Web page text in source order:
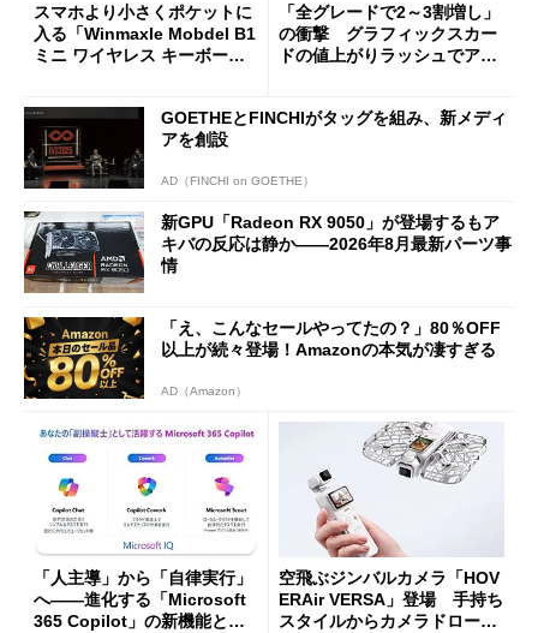
スマホより小さくポケットに
入る「Winmaxle Mobdel B1
ミニ ワイヤレス キーボー
「全グレードで2～3割増し」
の衝撃 グラフィックスカー
ドの値上がりラッシュでアキ
GOETHEとFINCHIがタッグを組み、新メディ
アを創設
AD（FINCHI on GOETHE）
新GPU「Radeon RX 9050」が登場するもア
キバの反応は静か――2026年8月最新パーツ事
情
「え、こんなセールやってたの？」80％OFF
以上が続々登場！Amazonの本気が凄すぎる
AD（Amazon）
「人主導」から「自律実行」
へ――進化する「Microsoft
365 Copilot」の新機能とエ
空飛ぶジンバルカメラ「HOV
ERAir VERSA」登場 手持ち
スタイルからカメラドローン